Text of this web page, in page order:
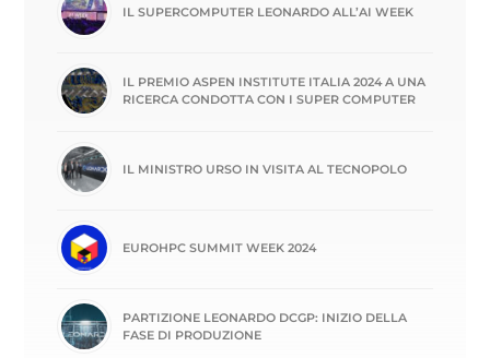
IL SUPERCOMPUTER LEONARDO ALL’AI WEEK
IL PREMIO ASPEN INSTITUTE ITALIA 2024 A UNA
RICERCA CONDOTTA CON I SUPER COMPUTER
IL MINISTRO URSO IN VISITA AL TECNOPOLO
EUROHPC SUMMIT WEEK 2024
PARTIZIONE LEONARDO DCGP: INIZIO DELLA
FASE DI PRODUZIONE